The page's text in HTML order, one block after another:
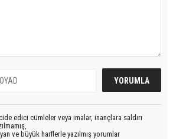
edici cümleler veya imalar, inançlara saldırı
ve büyük harflerle yazılmış yorumlar